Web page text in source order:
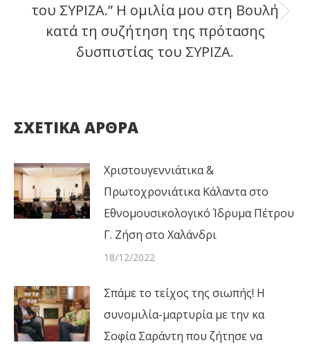
Next
post:
του ΣΥΡΙΖΑ.” Η ομιλία μου στη Βουλή
κατά τη συζήτηση της πρότασης
δυσπιστίας του ΣΥΡΙΖΑ.
ΣΧΕΤΙΚΑ ΑΡΘΡΑ
Χριστουγεννιάτικα &
Πρωτοχρονιάτικα Κάλαντα στο
Εθνομουσικολογικό Ίδρυμα Πέτρου
Γ. Ζήση στο Χαλάνδρι
18/12/2022
Σπάμε το τείχος της σιωπής! Η
συνομιλία-μαρτυρία με την κα
Σοφία Σαράντη που ζήτησε να